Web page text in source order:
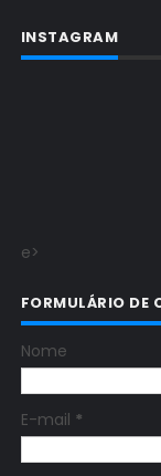
INSTAGRAM
e>
FORMULÁRIO DE
Nome
E-mail *